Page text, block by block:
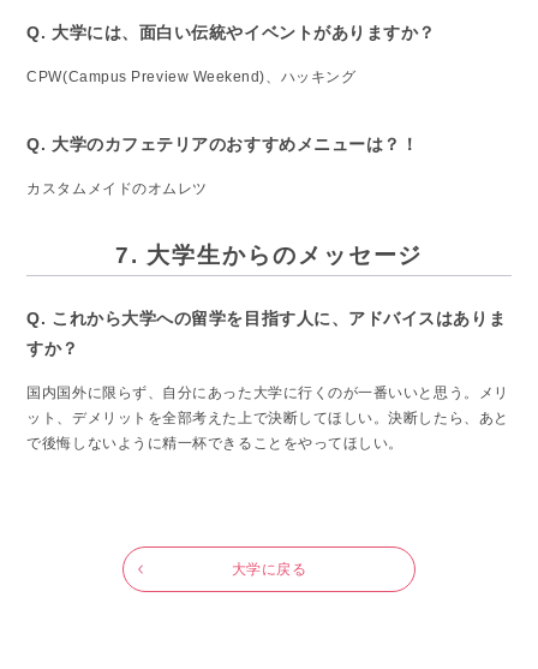
Q. 大学には、面白い伝統やイベントがありますか？
CPW(Campus Preview Weekend)、ハッキング
Q. 大学のカフェテリアのおすすめメニューは？！
カスタムメイドのオムレツ
7. 大学生からのメッセージ
Q. これから大学への留学を目指す人に、アドバイスはありま
すか？
国内国外に限らず、自分にあった大学に行くのが一番いいと思う。メリ
ット、デメリットを全部考えた上で決断してほしい。決断したら、あと
で後悔しないように精一杯できることをやってほしい。
大学に戻る